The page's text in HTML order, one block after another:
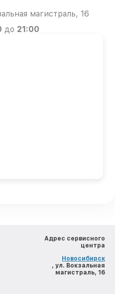
магистраль, 16
до 21:00
Адрес сервисного
центра
Новосибирск
, ул. Вокзальная
магистраль, 16